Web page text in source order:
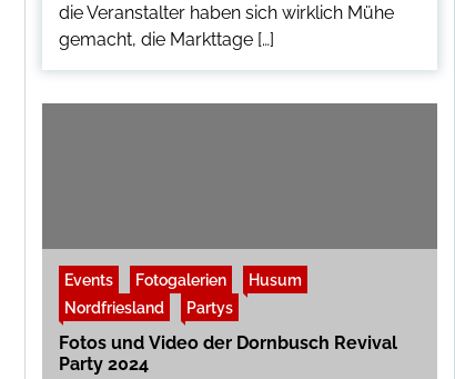
die Veranstalter haben sich wirklich Mühe
gemacht, die Markttage […]
Events Fotogalerien
Husum
Nordfriesland
Partys
Fotos und Video der Dornbusch Revival
Party 2024